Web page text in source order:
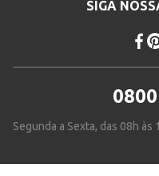
SIGA
Segunda a Sexta, das 08h às